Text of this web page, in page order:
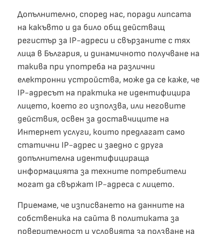
Допълнително, според нас, поради липсата
на какъвто и да било общ действащ
регистър за IP-адреси и свързаните с тях
лица в България, и динамичното получване на
такива при употреба на различни
електронни устройства, може да се каже, че
IP-адресът на практика не идентифицира
лицето, което го използва, или неговите
действия, освен за доставчиците на
Интернет услуги, които предлагат само
статични IP-адрес и заедно с друга
допълнителна идентифицираща
информацията за техните потребители
могат да свържат IP-адреса с лицето.
Приемаме, че изписването на данните на
собственика на сайта в политиката за
поверителност и условията за ползване на